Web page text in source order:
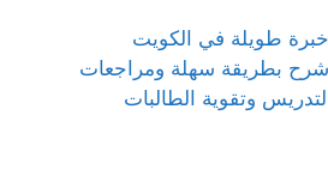
طويلة في الكويت
بطريقة سهلة ومراجعات
وتقوية الطالبات